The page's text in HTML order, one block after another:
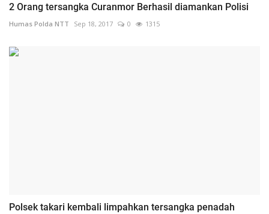
2 Orang tersangka Curanmor Berhasil diamankan Polisi
Humas Polda NTT Sep 18, 2017 0 1315
Polsek takari kembali limpahkan tersangka penadah